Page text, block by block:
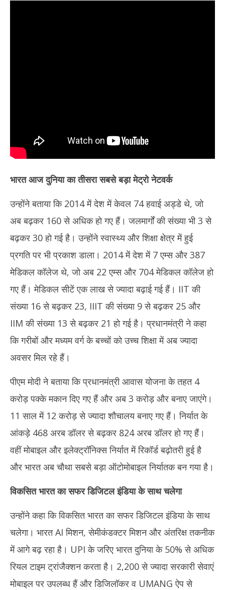
भारत आज दुनिया का तीसरा सबसे बड़ा मेट्रो नेटवर्क
उन्होंने बताया कि 2014 में देश में केवल 74 हवाई अड्डे थे, जो
अब बढ़कर 160 से अधिक हो गए हैं। जलमार्गों की संख्या भी 3 से
बढ़कर 30 हो गई है। उन्होंने स्वास्थ्य और शिक्षा क्षेत्र में हुई
प्रगति पर भी प्रकाश डाला। 2014 में देश में 7 एम्स और 387
मेडिकल कॉलेज थे, जो अब 22 एम्स और 704 मेडिकल कॉलेज हो
गए हैं। मेडिकल सीटें एक लाख से ज्यादा बढ़ाई गई हैं। IIT की
संख्या 16 से बढ़कर 23, IIIT की संख्या 9 से बढ़कर 25 और
IIM की संख्या 13 से बढ़कर 21 हो गई है। प्रधानमंत्री ने कहा
कि गरीबों और मध्यम वर्ग के बच्चों को उच्च शिक्षा में अब ज्यादा
अवसर मिल रहे हैं।
पीएम मोदी ने बताया कि प्रधानमंत्री आवास योजना के तहत 4
करोड़ पक्के मकान दिए गए हैं और अब 3 करोड़ और बनाए जाएंगे।
11 साल में 12 करोड़ से ज्यादा शौचालय बनाए गए हैं। निर्यात के
आंकड़े 468 अरब डॉलर से बढ़कर 824 अरब डॉलर हो गए हैं।
वहीं मोबाइल और इलेक्ट्रॉनिक्स निर्यात में रिकॉर्ड बढ़ोतरी हुई है
और भारत अब चौथा सबसे बड़ा ऑटोमोबाइल निर्यातक बन गया है।
विकसित भारत का सफर डिजिटल इंडिया के साथ चलेगा
उन्होंने कहा कि विकसित भारत का सफर डिजिटल इंडिया के साथ
चलेगा। भारत AI मिशन, सेमीकंडक्टर मिशन और अंतरिक्ष तकनीक
में आगे बढ़ रहा है। UPI के जरिए भारत दुनिया के 50% से अधिक
रियल टाइम ट्रांजैक्शन करता है। 2,200 से ज्यादा सरकारी सेवाएं
मोबाइल पर उपलब्ध हैं और डिजिलॉकर व UMANG ऐप से